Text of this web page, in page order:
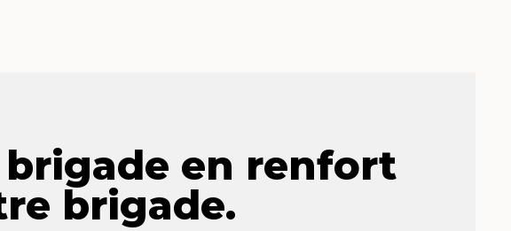
en renfort
brigade.